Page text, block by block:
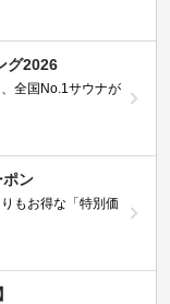
グ2026
全国No.1サウナが
ポン
もお得な「特別価